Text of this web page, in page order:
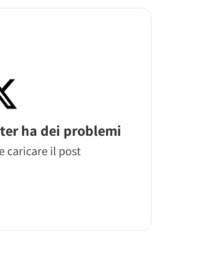
ha dei problemi
caricare il post